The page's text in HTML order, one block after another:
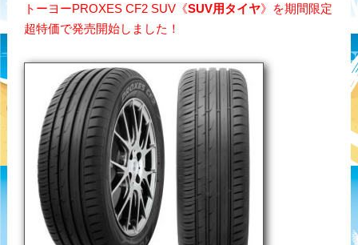
トーヨーPROXES CF2 SUV《SUV用タイヤ》を期間限定
超特価で発売開始しました！